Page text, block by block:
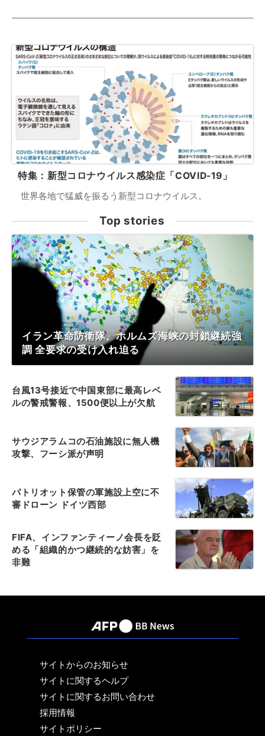
特集：新型コロナウイルス感染症「COVID-19」
世界各地で猛威を振るう新型コロナウイルス。
Top stories
イラン革命防衛隊、ホルムズ海峡の封鎖継続強
調 全要求の受け入れ迫る
台風13号接近で中国東部に最高レベ
ルの警戒警報、1500便以上が欠航
サウジアラムコの石油施設に無人機
攻撃、フーシ派が声明
パトリオット保管の軍施設上空に不
審ドローン ドイツ西部
FIFA、インファンティーノ会長を貶
める「組織的かつ継続的な妨害」を
非難
サイトからのお知らせ
サイトに関するヘルプ
サイトに関するお問い合わせ
採用情報
サイトポリシー